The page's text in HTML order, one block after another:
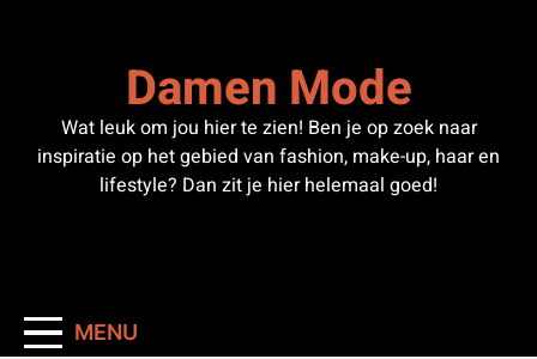
Damen Mode
Wat leuk om jou hier te zien! Ben je op zoek naar
inspiratie op het gebied van fashion, make-up, haar en
lifestyle? Dan zit je hier helemaal goed!
MENU